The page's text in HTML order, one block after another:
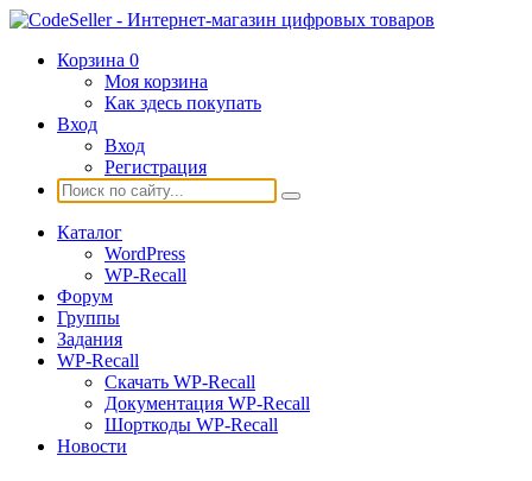
Корзина 0
Моя корзина
Как здесь покупать
Вход
Вход
Регистрация
Каталог
WordPress
WP-Recall
Форум
Группы
Задания
WP-Recall
Скачать WP-Recall
Документация WP-Recall
Шорткоды WP-Recall
Новости